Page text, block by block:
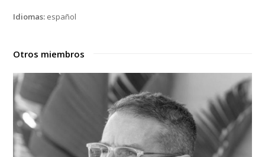
Idiomas: español
Otros miembros